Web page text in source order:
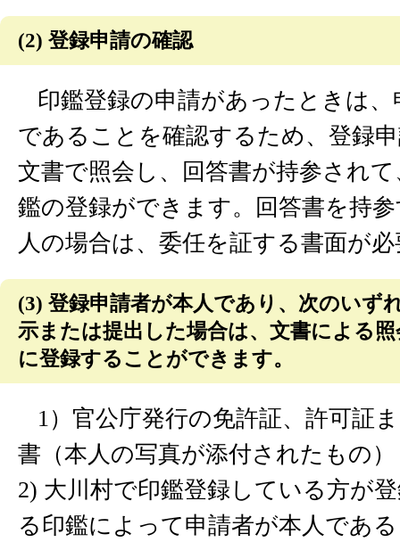
(2) 登録申請の確認
印鑑登録の申請があったときは、
であることを確認するため、登録
文書で照会し、回答書が持参され
鑑の登録ができます。回答書を持
人の場合は、委任を証する書面が
(3) 登録申請者が本人であり、次のいず
示または提出した場合は、文書による
に登録することができます。
1）官公庁発行の免許証、許可証
書（本人の写真が添付されたもの）
2) 大川村で印鑑登録している方が
る印鑑によって申請者が本人であ